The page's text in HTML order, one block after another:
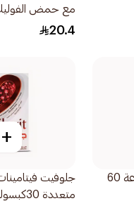
مع حمض الفوليك
20.4
فيتا سي زنك لتعزيز المناعة 60
+
جلوفيت
متعددة 30كبسولة